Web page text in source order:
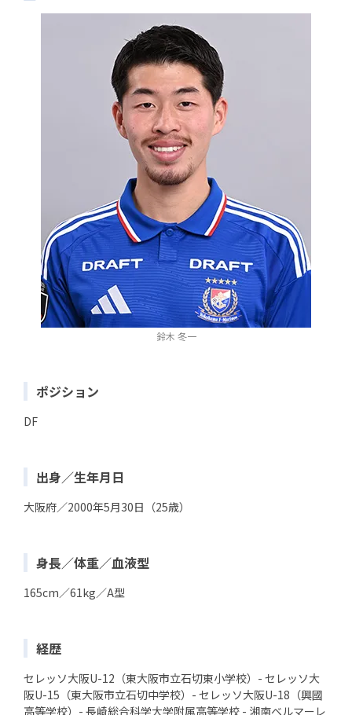
鈴木 冬一
ポジション
DF
出身／生年月日
大阪府／2000年5月30日（25歳）
身長／体重／血液型
165cm／61kg／A型
経歴
セレッソ大阪U-12（東大阪市立石切東小学校）- セレッソ大
阪U-15（東大阪市立石切中学校）- セレッソ大阪U-18（興國
高等学校）- 長崎総合科学大学附属高等学校 - 湘南ベルマーレ